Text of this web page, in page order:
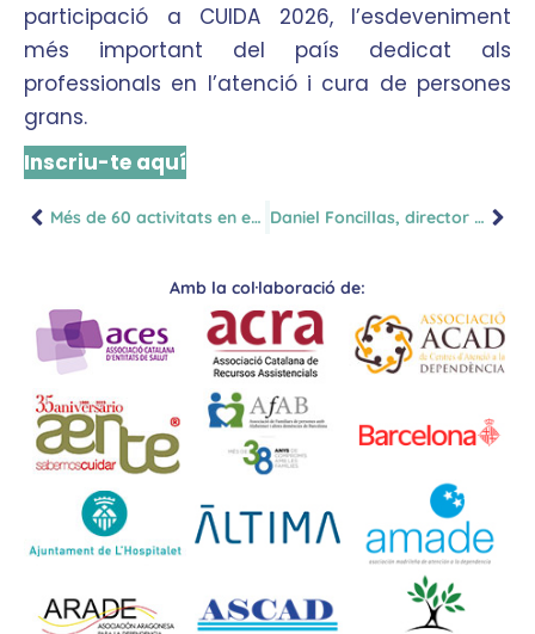
participació a CUIDA 2026, l’esdeveniment
més important del país dedicat als
professionals en l’atenció i cura de persones
grans.
Inscriu-te aquí
Més de 60 activitats en el congrés més gran que connectarà els professionals de les cures Daniel Foncillas, director de CUIDA 2026
Amb la col·laboració de: